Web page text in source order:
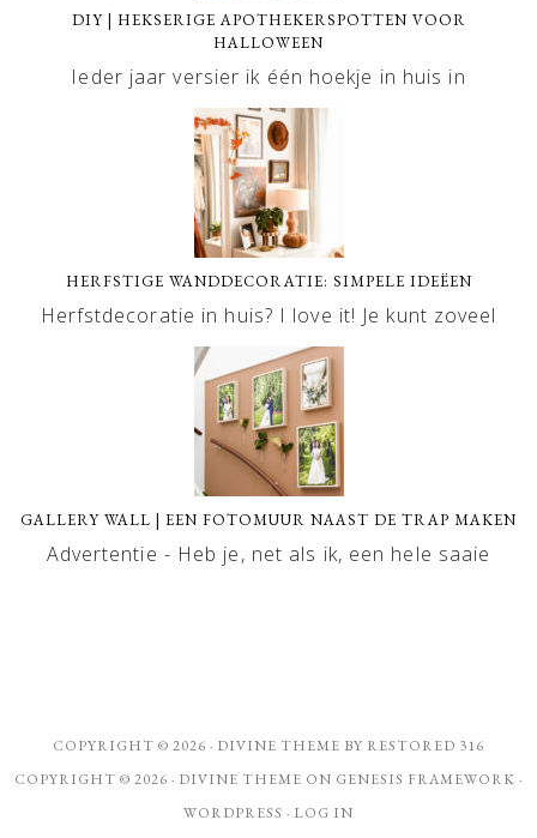
DIY | HEKSERIGE APOTHEKERSPOTTEN VOOR
HALLOWEEN
Ieder jaar versier ik één hoekje in huis in
HERFSTIGE WANDDECORATIE: SIMPELE IDEËEN
Herfstdecoratie in huis? I love it! Je kunt zoveel
GALLERY WALL | EEN FOTOMUUR NAAST DE TRAP MAKEN
Advertentie - Heb je, net als ik, een hele saaie
COPYRIGHT © 2026 · DIVINE THEME BY RESTORED 316
COPYRIGHT © 2026 · DIVINE THEME ON GENESIS FRAMEWORK ·
WORDPRESS · LOG IN